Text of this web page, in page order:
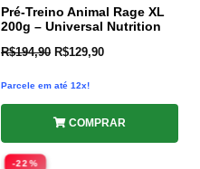
Pré-Treino Animal Rage XL
200g – Universal Nutrition
R$194,90 R$129,90
Parcele em até 12x!
COMPRAR
-22%